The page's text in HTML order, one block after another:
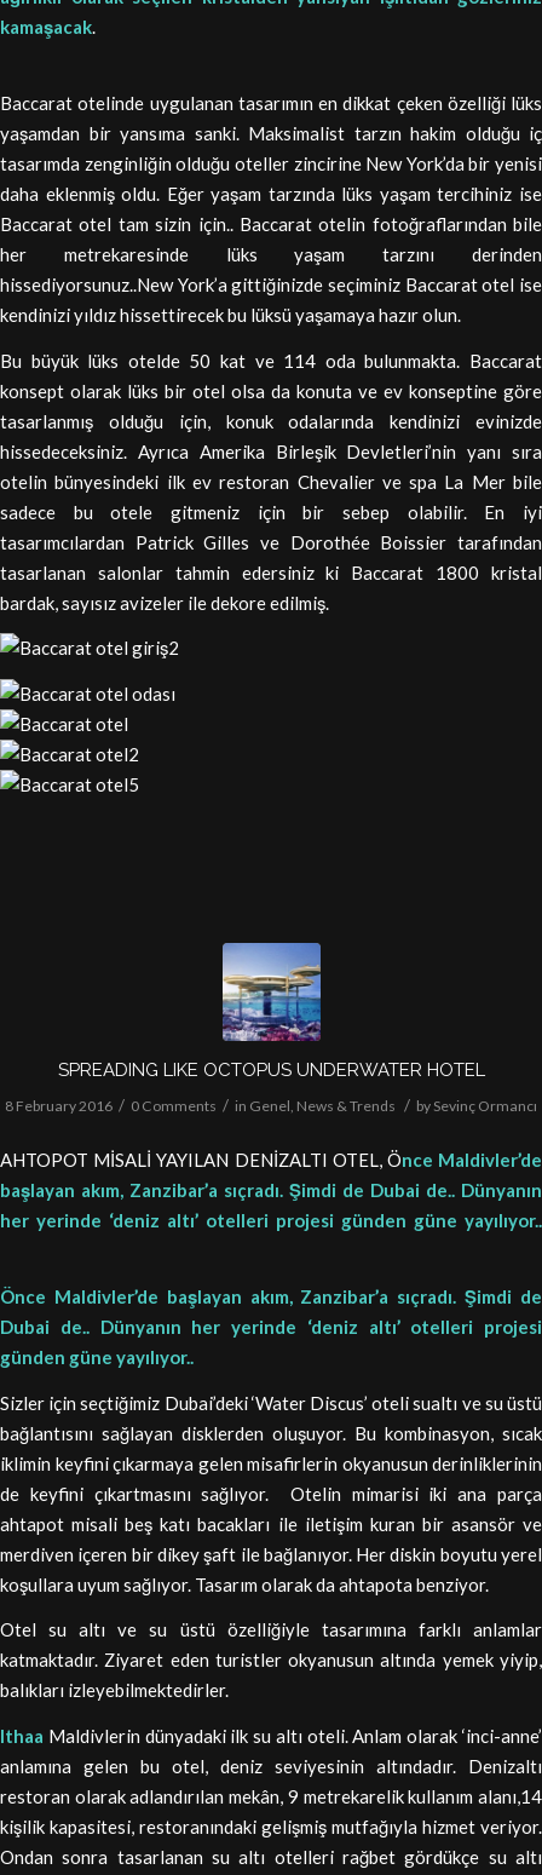
kamaşacak.
Baccarat otelinde uygulanan tasarımın en dikkat çeken özelliği lüks
yaşamdan bir yansıma sanki. Maksimalist tarzın hakim olduğu iç
tasarımda zenginliğin olduğu oteller zincirine New York’da bir yenisi
daha eklenmiş oldu. Eğer yaşam tarzında lüks yaşam tercihiniz ise
Baccarat otel tam sizin için.. Baccarat otelin fotoğraflarından bile
her metrekaresinde lüks yaşam tarzını derinden
hissediyorsunuz..New York’a gittiğinizde seçiminiz Baccarat otel ise
kendinizi yıldız hissettirecek bu lüksü yaşamaya hazır olun.
Bu büyük lüks otelde 50 kat ve 114 oda bulunmakta. Baccarat
konsept olarak lüks bir otel olsa da konuta ve ev konseptine göre
tasarlanmış olduğu için, konuk odalarında kendinizi evinizde
hissedeceksiniz. Ayrıca Amerika Birleşik Devletleri’nin yanı sıra
otelin bünyesindeki ilk ev restoran Chevalier ve spa La Mer bile
sadece bu otele gitmeniz için bir sebep olabilir. En iyi
tasarımcılardan Patrick Gilles ve Dorothée Boissier tarafından
tasarlanan salonlar tahmin edersiniz ki Baccarat 1800 kristal
bardak, sayısız avizeler ile dekore edilmiş.
SPREADING LIKE OCTOPUS UNDERWATER HOTEL
8 February 2016 / 0 Comments / in Genel News & Trends / by Sevinç Ormancı
AHTOPOT MİSALİ YAYILAN DENİZALTI OTEL, Önce Maldivler’de
başlayan akım, Zanzibar’a sıçradı. Şimdi de Dubai de.. Dünyanın
her yerinde ‘deniz altı’ otelleri projesi günden güne yayılıyor..
Önce Maldivler’de başlayan akım, Zanzibar’a sıçradı. Şimdi de
Dubai de.. Dünyanın her yerinde ‘deniz altı’ otelleri projesi
günden güne yayılıyor..
Sizler için seçtiğimiz Dubai’deki ‘Water Discus’ oteli sualtı ve su üstü
bağlantısını sağlayan disklerden oluşuyor. Bu kombinasyon, sıcak
iklimin keyfini çıkarmaya gelen misafirlerin okyanusun derinliklerinin
de keyfini çıkartmasını sağlıyor. Otelin mimarisi iki ana parça
ahtapot misali beş katı bacakları ile iletişim kuran bir asansör ve
merdiven içeren bir dikey şaft ile bağlanıyor. Her diskin boyutu yerel
koşullara uyum sağlıyor. Tasarım olarak da ahtapota benziyor.
Otel su altı ve su üstü özelliğiyle tasarımına farklı anlamlar
katmaktadır. Ziyaret eden turistler okyanusun altında yemek yiyip,
balıkları izleyebilmektedirler.
Ithaa Maldivlerin dünyadaki ilk su altı oteli. Anlam olarak ‘inci-anne’
anlamına gelen bu otel, deniz seviyesinin altındadır. Denizaltı
restoran olarak adlandırılan mekân, 9 metrekarelik kullanım alanı,14
kişilik kapasitesi, restoranındaki gelişmiş mutfağıyla hizmet veriyor.
Ondan sonra tasarlanan su altı otelleri rağbet gördükçe su altı